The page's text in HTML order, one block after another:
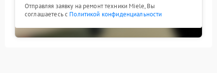
Отправляя заявку на ремонт техники Miele, Вы
соглашаетесь с Политикой конфиденциальности